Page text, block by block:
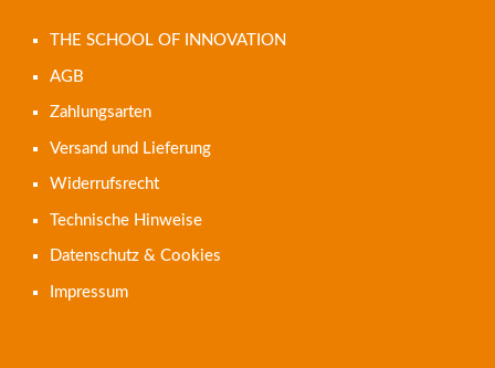
THE SCHOOL OF INNOVATION
AGB
Zahlungsarten
Versand und Lieferung
Widerrufsrecht
Technische Hinweise
Datenschutz & Cookies
Impressum